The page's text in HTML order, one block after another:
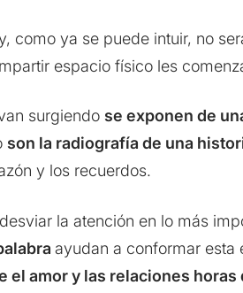
como ya se puede intuir, no
espacio físico les
surgiendo se exponen de
son la radiografía de una
y los recuerdos.
la atención en lo más
ayudan a conformar esta
amor y las relaciones